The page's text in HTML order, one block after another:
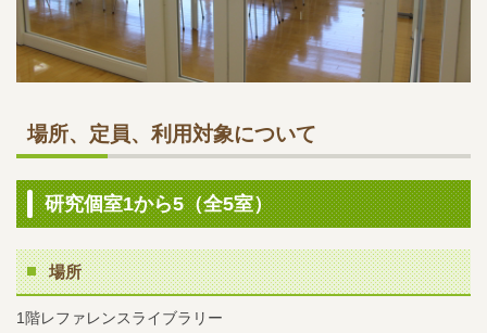
場所、定員、利用対象について
研究個室1から5（全5室）
場所
1階レファレンスライブラリー